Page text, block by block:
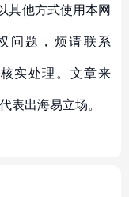
其他方式使用本网
问题，烦请联系
实处理。文章来
表出海易立场。